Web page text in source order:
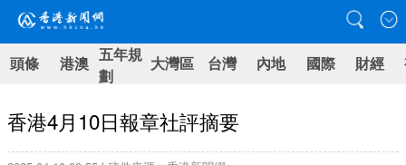
頭條 港澳 五年規
劃
大灣區 台灣 內地 國際 財經
香港4月10日報章社評摘要